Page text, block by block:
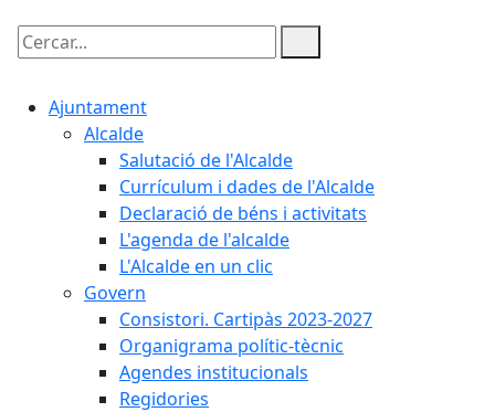
Cercar:
Ajuntament
Alcalde
Salutació de l'Alcalde
Currículum i dades de l'Alcalde
Declaració de béns i activitats
L'agenda de l'alcalde
L'Alcalde en un clic
Govern
Consistori. Cartipàs 2023-2027
Organigrama polític-tècnic
Agendes institucionals
Regidories